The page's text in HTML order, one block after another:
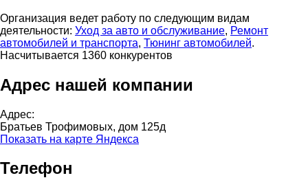
Организация ведет работу по следующим видам
деятельности: Уход за авто и обслуживание, Ремонт
автомобилей и транспорта, Тюнинг автомобилей.
Насчитывается 1360 конкурентов
Адрес нашей компании
Адрес:
Братьев Трофимовых, дом 125д
Показать на карте Яндекса
Телефон